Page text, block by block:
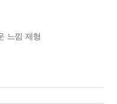
느낌 제형